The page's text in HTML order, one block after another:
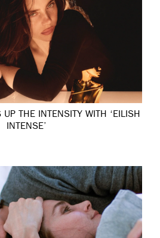
THE INTENSITY WITH ‘EILISH
INTENSE’